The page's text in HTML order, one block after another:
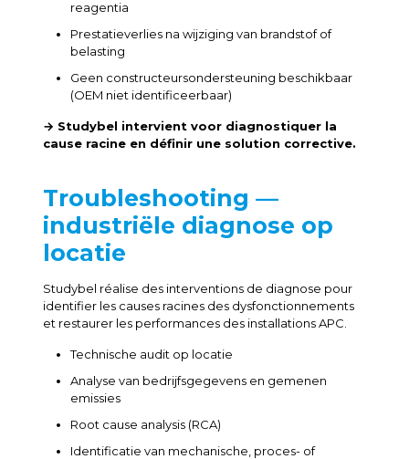
reagentia
Prestatieverlies na wijziging van brandstof of
belasting
Geen constructeursondersteuning beschikbaar
(OEM niet identificeerbaar)
→ Studybel intervient voor diagnostiquer la
cause racine en définir une solution corrective.
Troubleshooting —
industriële diagnose op
locatie
Studybel réalise des interventions de diagnose pour
identifier les causes racines des dysfonctionnements
et restaurer les performances des installations APC.
Technische audit op locatie
Analyse van bedrijfsgegevens en gemenen
emissies
Root cause analysis (RCA)
Identificatie van mechanische, proces- of